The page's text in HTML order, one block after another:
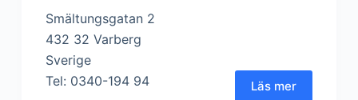
Smältungsgatan 2
432 32 Varberg
Sverige
Tel: 0340-194 94
Läs mer